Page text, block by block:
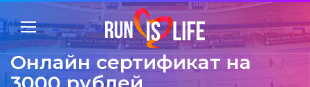
Онлайн сертификат на